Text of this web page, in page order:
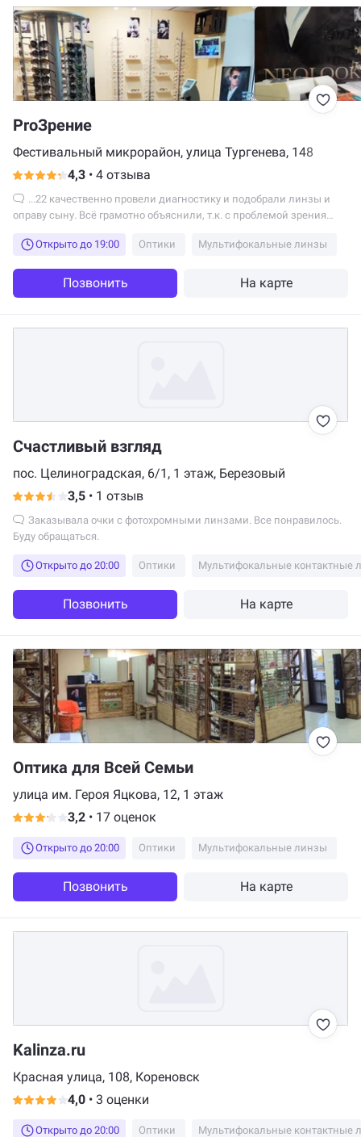
ProЗрение
Фестивальный микрорайон, улица Тургенева, 148
4,3 • 4 отзыва
оправу сыну. Всё грамотно объяснили, т.к. с проблемой зрения
Открыто до 19:00
Оптики Мультифокальные линзы
Позвонить На карте
Счастливый взгляд
пос. Целиноградская, 6/1, 1 этаж, Березовый
3,5 • 1 отзыв
Буду обращаться.
Открыто до 20:00 Оптики Мультифокальные контактные
Позвонить На карте
Оптика для Всей Семьи
улица им. Героя Яцкова, 12, 1 этаж
3,2 • 17 оценок
Открыто до 20:00 Оптики Мультифокальные линзы
Позвонить На карте
Kalinza.ru
Красная улица, 108, Кореновск
4,0 • 3 оценки
Открыто до 20:00 Оптики Мультифокальные контактные